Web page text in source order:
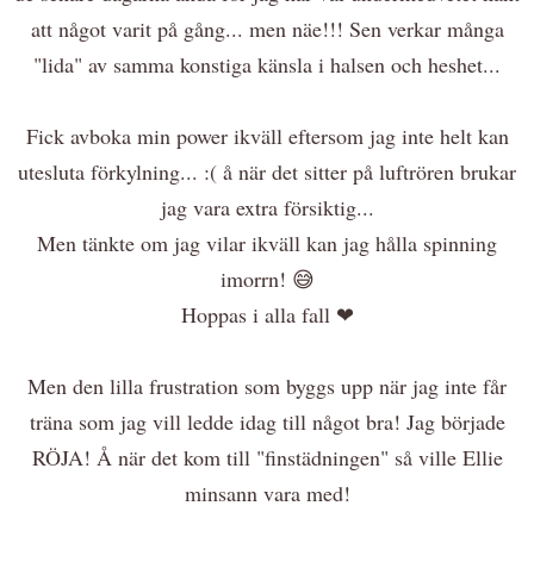
att något varit på gång... men näe!!! Sen verkar många
"lida" av samma konstiga känsla i halsen och heshet...
Fick avboka min power ikväll eftersom jag inte helt kan
utesluta förkylning... :( å när det sitter på luftrören brukar
jag vara extra försiktig...
Men tänkte om jag vilar ikväll kan jag hålla spinning
imorrn! 😅
Hoppas i alla fall ❤
Men den lilla frustration som byggs upp när jag inte får
träna som jag vill ledde idag till något bra! Jag började
RÖJA! Å när det kom till "finstädningen" så ville Ellie
minsann vara med!